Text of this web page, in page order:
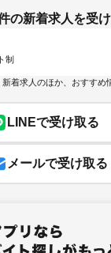
の新着求人を受
制
新着求人のほか、おすすめ
LINEで受け取る
メールで受け取る